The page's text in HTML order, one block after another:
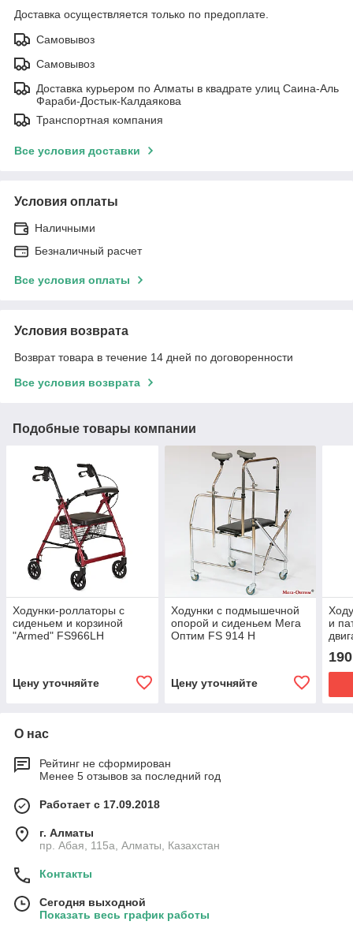
Доставка осуществляется только по предоплате.
Самовывоз
Самовывоз
Доставка курьером по Алматы в квадрате улиц Саина-Аль
Фараби-Достык-Калдаякова
Транспортная компания
Все условия доставки
Условия оплаты
Наличными
Безналичный расчет
Все условия оплаты
Условия возврата
Возврат товара в течение 14 дней по договоренности
Все условия возврата
Подобные товары компании
Ходунки-роллаторы с
сиденьем и корзиной
"Armed" FS966LH
Цену уточняйте
Ходунки с подмышечной
опорой и сиденьем Мега
Оптим FS 914 H
Цену уточняйте
и
О нас
Рейтинг не сформирован
Менее 5 отзывов за последний год
Работает с 17.09.2018
г. Алматы
пр. Абая, 115а, Алматы, Казахстан
Контакты
Сегодня выходной
Показать весь график работы